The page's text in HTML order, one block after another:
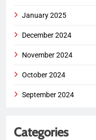
January 2025
December 2024
November 2024
October 2024
September 2024
Categories